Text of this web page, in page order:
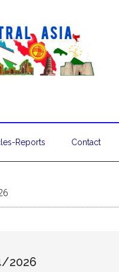
Reports Contact
2026